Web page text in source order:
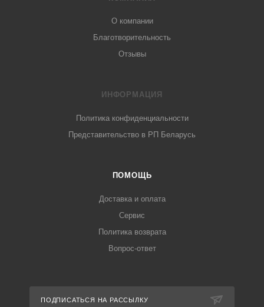
О компании
Благотворительность
Отзывы
ИНФОРМАЦИЯ
Политика конфиденциальности
Представительство в РП Беларусь
ПОМОЩЬ
Доставка и оплата
Сервис
Политика возврата
Вопрос-ответ
ПОДПИСАТЬСЯ НА РАССЫЛКУ